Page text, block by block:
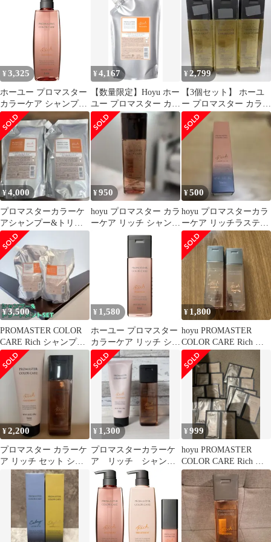
ン酸 髪 パサつき 乾燥
うるおい 保湿 サロン専
売品 美容室専売 ダメー
トメント 200g セット
シャンプー 小さい カラ
ー 長持ち 髪 パサつき
洗い流す サロン専売品
美容室 美容院 美容室専
売
ット
¥ 3,325
ホーユー プロマスター
カラーケア シャンプー
リッチ 600ml
¥4,167
【数量限定】Hoyu ホー
ユー プロマスター カラ
ーケア リッチ トリート
メント 1000g 詰替え
¥2,799
【3個セット】 ホーユ
ー プロマスター カラー
ケア スタイリッシュ シ
ャンプー
¥4,000
プロマスターカラーケ
アシャンプー&トリー
トメント リッチ
¥950
hoyu プロマスター カラ
ーケア リッチ シャンプ
¥500
hoyu プロマスターカラ
ーケア リッチラスティ
ングアフター
¥3,500
PROMASTER COLOR
CARE Rich シャンプー
＆トリートメント
¥ 1,580
ホーユー プロマスター
カラーケア リッチ シャ
ンプー 250ml ヒアルロ
ン酸 髪 パサつき 乾燥
うるおい 保湿 サロン専
売品 美容室専売 ダメー
ジケア
¥ 1,800
hoyu PROMASTER
COLOR CARE Rich シ
ャンプー 2本
¥2,200
プロマスター カラーケ
ア リッチ セット シャ
ンプー+ ヘア トリート
¥ 1,300
プロマスターカラーケ
ア リッチ シャンプ
ー トリートメント
¥999
hoyu PROMASTER
COLOR CARE Rich 試
供品 9個